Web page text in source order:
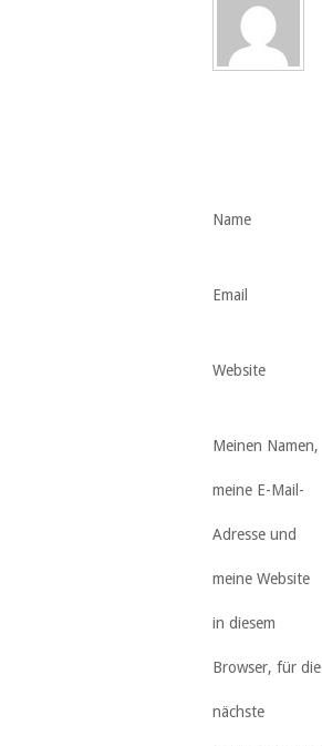
Name
Email
Website
Meinen Namen,
meine E-Mail-
Adresse und
meine Website
in diesem
Browser, für die
nächste